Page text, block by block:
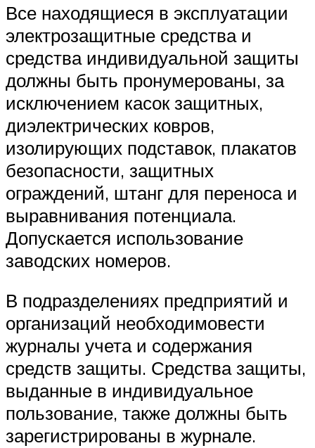
Все находящиеся в эксплуатации
электрозащитные средства и
средства индивидуальной защиты
должны быть пронумерованы, за
исключением касок защитных,
диэлектрических ковров,
изолирующих подставок, плакатов
безопасности, защитных
ограждений, штанг для переноса и
выравнивания потенциала.
Допускается использование
заводских номеров.
В подразделениях предприятий и
организаций необходимовести
журналы учета и содержания
средств защиты. Средства защиты,
выданные в индивидуальное
пользование, также должны быть
зарегистрированы в журнале.